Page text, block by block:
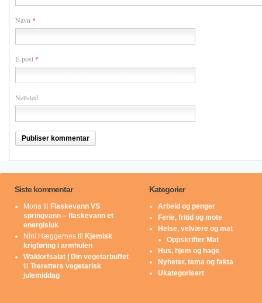
Navn *
E-post *
Nettsted
Siste kommentar
Mona til Flaskevann VS
springvann – flaskevann et
energisluk
Nini Hæggernes til Kjemisk
krigføring i armhulen
Waldorfsalat | Din vegetarbuffet
til Treretters vegetarisk
julemiddag
Kategorier
Arbeid og penger
Ferie, fritid og mote
Helse, velvære og mat
Oppskrifter Mat
Hus, hjem og hage
Nyheter, tema og fakta
Ukategorisert